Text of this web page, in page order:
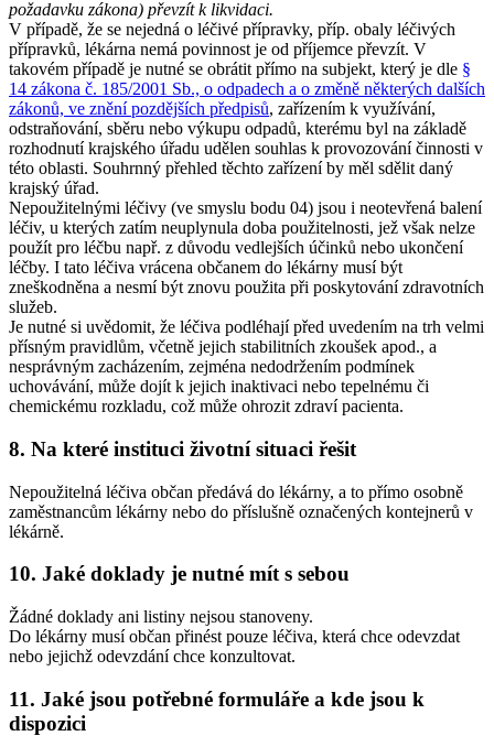
požadavku zákona) převzít k likvidaci.
V případě, že se nejedná o léčivé přípravky, příp. obaly léčivých
přípravků, lékárna nemá povinnost je od příjemce převzít. V
takovém případě je nutné se obrátit přímo na subjekt, který je dle §
14 zákona č. 185/2001 Sb., o odpadech a o změně některých dalších
zákonů, ve znění pozdějších předpisů, zařízením k využívání,
odstraňování, sběru nebo výkupu odpadů, kterému byl na základě
rozhodnutí krajského úřadu udělen souhlas k provozování činnosti v
této oblasti. Souhrnný přehled těchto zařízení by měl sdělit daný
krajský úřad.
Nepoužitelnými léčivy (ve smyslu bodu 04) jsou i neotevřená balení
léčiv, u kterých zatím neuplynula doba použitelnosti, jež však nelze
použít pro léčbu např. z důvodu vedlejších účinků nebo ukončení
léčby. I tato léčiva vrácena občanem do lékárny musí být
zneškodněna a nesmí být znovu použita při poskytování zdravotních
služeb.
Je nutné si uvědomit, že léčiva podléhají před uvedením na trh velmi
přísným pravidlům, včetně jejich stabilitních zkoušek apod., a
nesprávným zacházením, zejména nedodržením podmínek
uchovávání, může dojít k jejich inaktivaci nebo tepelnému či
chemickému rozkladu, což může ohrozit zdraví pacienta.
8. Na které instituci životní situaci řešit
Nepoužitelná léčiva občan předává do lékárny, a to přímo osobně
zaměstnancům lékárny nebo do příslušně označených kontejnerů v
lékárně.
10. Jaké doklady je nutné mít s sebou
Žádné doklady ani listiny nejsou stanoveny.
Do lékárny musí občan přinést pouze léčiva, která chce odevzdat
nebo jejichž odevzdání chce konzultovat.
11. Jaké jsou potřebné formuláře a kde jsou k
dispozici